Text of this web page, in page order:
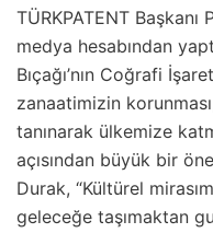
TÜRKPATENT
medya hesabından
Bıçağı’nın Coğrafi
zanaatimizin
tanınarak ülkemize
açısından büyük bir
Durak, “Kültürel
geleceğe taşımaktan